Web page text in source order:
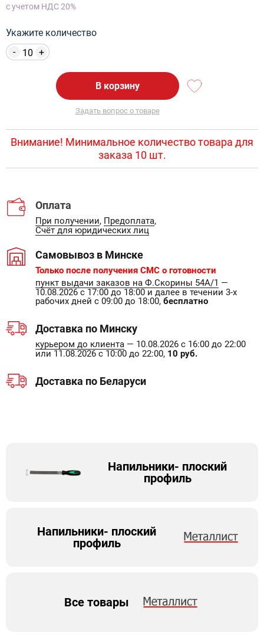
с учетом НДС 20%
Укажите количество
+
-
В корзину
Задать вопрос о товаре
Внимание! Минимальное количество товара для
заказа 10 шт.
Оплата
При получении, Предоплата,
Счёт для юридических лиц
Самовывоз в Минске
Только после получения СМС о готовности
пункт выдачи заказов на Ф.Скорины 54А/1 —
10.08.2026 с 17:00 до 18:00 и далее в течении 3-х
рабочих дней с 09:00 до 18:00, бесплатно
Доставка по Минску
курьером до клиента — 10.08.2026 с 16:00 до 22:00
или 11.08.2026 с 10:00 до 22:00, 10 руб.
Доставка по Беларуси
Напильники- плоский
профиль
Напильники- плоский
профиль
Все товары